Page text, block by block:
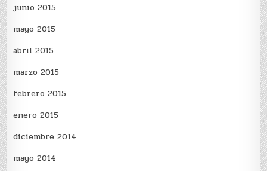
junio 2015
mayo 2015
abril 2015
marzo 2015
febrero 2015
enero 2015
diciembre 2014
mayo 2014